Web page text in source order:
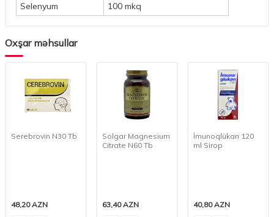
Selenyum
100 mkq
Oxşar məhsullar
Serebrovin N30 Tb
48,20AZN
Solgar Magnesium
Citrate N60 Tb
63,40AZN
İmunoqlükan 120
ml Sirop
40,80AZN